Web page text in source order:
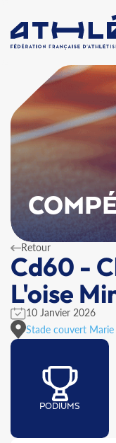
Retour
Cd60 -
L'oise
10 Janvier 2026
Stade couvert
PODIUMS